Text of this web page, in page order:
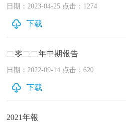
日期：2023-04-25 点击：1274
下载
二零二二年中期報告
日期：2022-09-14 点击：620
下载
2021年報